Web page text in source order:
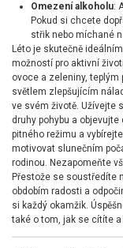
Omezení alkoholu:
Pokud si chcete
střik nebo míchané
Léto je skutečně
možností pro aktivní
ovoce a zeleniny, teplým
světlem zlepšujícím
ve svém životě. Užívejte
druhy pohybu a
pitného režimu a
motivovat slunečním
rodinou. Nezapomeňte
Přestože se soustředíte
obdobím radosti a
si každý okamžik.
také o tom, jak se cítíte